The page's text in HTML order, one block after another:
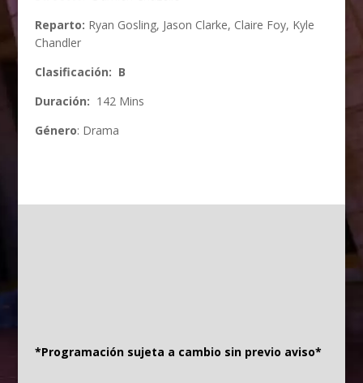
Reparto: Ryan Gosling, Jason Clarke, Claire Foy, Kyle
Chandler
Clasificación: B
Duración: 142 Mins
Género: Drama
*Programación sujeta a cambio sin previo aviso*